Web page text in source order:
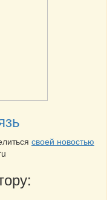
своей новостью